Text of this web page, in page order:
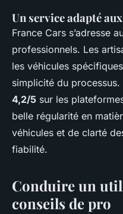
Un service adapté
France Cars s’adresse
professionnels. Les
les véhicules
simplicité du
4,2/5 sur les
belle régularité en
véhicules et de clarté
fiabilité.
Conduire un
conseils de pro